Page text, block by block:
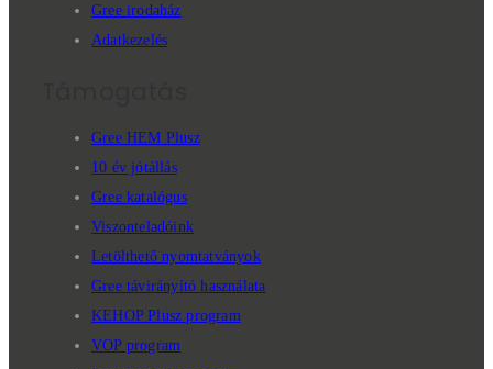
Gree irodaház
Adatkezelés
Gree HEM Plusz
10 év jótállás
Gree katalógus
Viszonteladóink
Letölthető nyomtatványok
Gree távirányító használata
KEHOP Plusz program
VOP program